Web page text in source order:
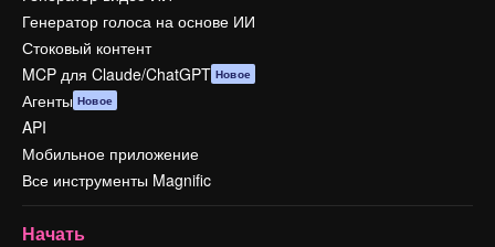
Генератор голоса на основе ИИ
Стоковый контент
MCP для Claude/ChatGPT Новое
Агенты Новое
API
Мобильное приложение
Все инструменты Magnific
Начать